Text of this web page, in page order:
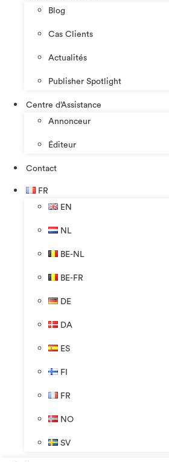
Blog
Cas Clients
Actualités
Publisher Spotlight
Centre d’Assistance
Annonceur
Éditeur
Contact
FR
EN
NL
BE-NL
BE-FR
DE
DA
ES
FI
FR
NO
SV